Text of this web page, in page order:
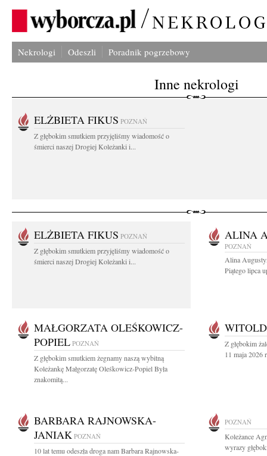
Nekrologi Odeszli Poradnik pogrzebowy
Inne nekrologi
ELŻBIETA FIKUS POZNAŃ
Z głębokim smutkiem przyjęliśmy wiadomość o
śmierci naszej Drogiej Koleżanki i...
ELŻBIETA FIKUS POZNAŃ
Z głębokim smutkiem przyjęliśmy wiadomość o
śmierci naszej Drogiej Koleżanki i...
ALINA
POZNAŃ
Alina
Piątego lipca
MAŁGORZATA OLEŚKOWICZ-
POPIEL POZNAŃ
Z głębokim smutkiem żegnamy naszą wybitną
Koleżankę Małgorzatę Oleśkowicz-Popiel Była
znakomitą...
Z głębokim
11 maja 2026
BARBARA RAJNOWSKA-
JANIAK POZNAŃ
10 lat temu odeszła droga nam Barbara Rajnowska-
POZNAŃ
Koleżance
wyrazy